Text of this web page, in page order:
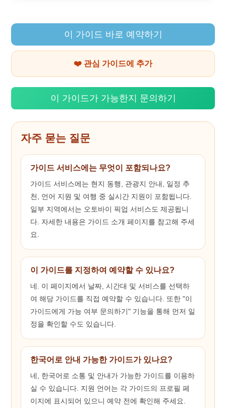
이 가이드 바로 예약하기
❤️ 관심 가이드에 추가
이 가이드가 가능한지 문의하기
자주 묻는 질문
가이드 서비스에는 무엇이 포함되나요?
가이드 서비스에는 현지 동행, 관광지 안내, 일정 추
천, 언어 지원 및 여행 중 실시간 지원이 포함됩니다.
일부 지역에서는 오토바이 픽업 서비스도 제공됩니
다. 자세한 내용은 가이드 소개 페이지를 참고해 주세
요.
이 가이드를 지정하여 예약할 수 있나요?
네. 이 페이지에서 날짜, 시간대 및 서비스를 선택하
여 해당 가이드를 직접 예약할 수 있습니다. 또한 "이
가이드에게 가능 여부 문의하기" 기능을 통해 먼저 일
정을 확인할 수도 있습니다.
한국어로 안내 가능한 가이드가 있나요?
네, 한국어로 소통 및 안내가 가능한 가이드를 이용하
실 수 있습니다. 지원 언어는 각 가이드의 프로필 페
이지에 표시되어 있으니 예약 전에 확인해 주세요.